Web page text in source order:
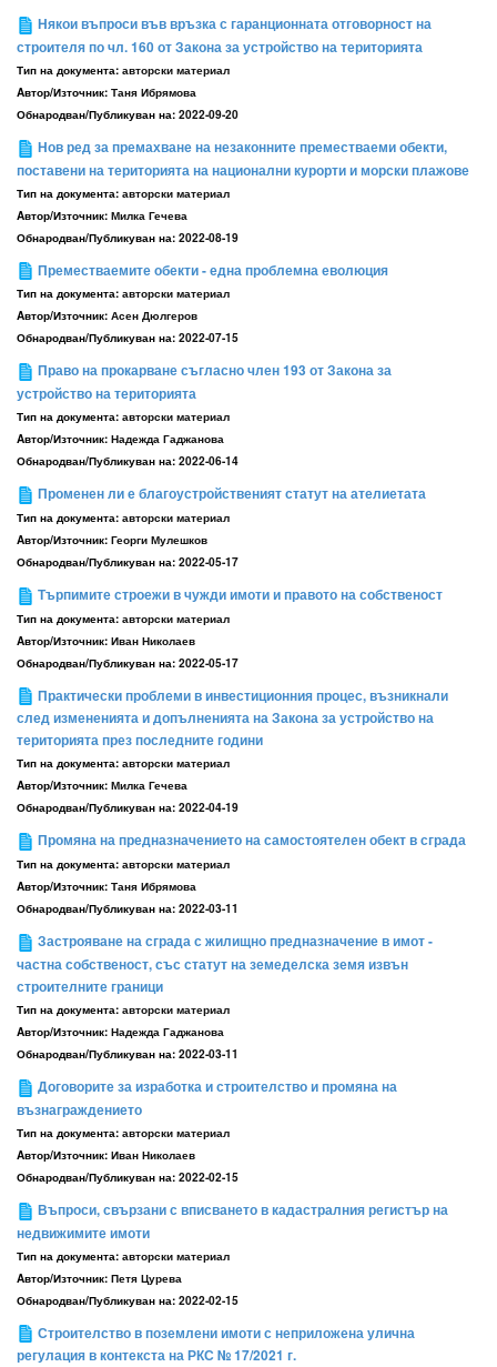
Някои въпроси във връзка с гаранционната отговорност на
строителя по чл. 160 от Закона за устройство на територията
Тип на документа: авторски материал
Aвтор/Източник: Таня Ибрямова
Обнародван/Публикуван на: 2022-09-20
Нов ред за премахване на незаконните преместваеми обекти,
поставени на територията на национални курорти и морски плажове
Тип на документа: авторски материал
Aвтор/Източник: Милка Гечева
Обнародван/Публикуван на: 2022-08-19
Преместваемите обекти - една проблемна еволюция
Тип на документа: авторски материал
Aвтор/Източник: Асен Дюлгеров
Обнародван/Публикуван на: 2022-07-15
Право на прокарване съгласно член 193 от Закона за
устройство на територията
Тип на документа: авторски материал
Aвтор/Източник: Надежда Гаджанова
Обнародван/Публикуван на: 2022-06-14
Променен ли е благоустройственият статут на ателиетата
Тип на документа: авторски материал
Aвтор/Източник: Георги Мулешков
Обнародван/Публикуван на: 2022-05-17
Търпимите строежи в чужди имоти и правото на собственост
Тип на документа: авторски материал
Aвтор/Източник: Иван Николаев
Обнародван/Публикуван на: 2022-05-17
Практически проблеми в инвестиционния процес, възникнали
след измененията и допълненията на Закона за устройство на
територията през последните години
Тип на документа: авторски материал
Aвтор/Източник: Милка Гечева
Обнародван/Публикуван на: 2022-04-19
Промяна на предназначението на самостоятелен обект в сграда
Тип на документа: авторски материал
Aвтор/Източник: Таня Ибрямова
Обнародван/Публикуван на: 2022-03-11
Застрояване на сграда с жилищно предназначение в имот -
частна собственост, със статут на земеделска земя извън
строителните граници
Тип на документа: авторски материал
Aвтор/Източник: Надежда Гаджанова
Обнародван/Публикуван на: 2022-03-11
Договорите за изработка и строителство и промяна на
възнаграждението
Тип на документа: авторски материал
Aвтор/Източник: Иван Николаев
Обнародван/Публикуван на: 2022-02-15
Въпроси, свързани с вписването в кадастралния регистър на
недвижимите имоти
Тип на документа: авторски материал
Aвтор/Източник: Петя Цурева
Обнародван/Публикуван на: 2022-02-15
Строителство в поземлени имоти с неприложена улична
регулация в контекста на РКС № 17/2021 г.